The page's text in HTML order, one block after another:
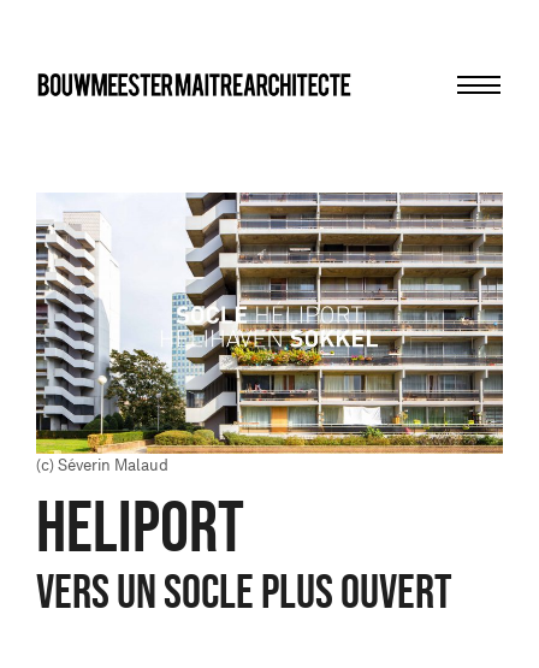
bma
(c) Séverin Malaud
HELIPORT
VERS UN SOCLE PLUS OUVERT